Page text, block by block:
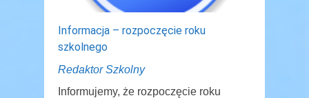
Informacja – rozpoczęcie roku
szkolnego
Redaktor Szkolny
Informujemy, że rozpoczęcie roku